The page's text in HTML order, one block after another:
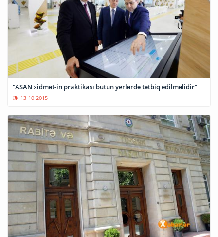
“ASAN xidmət-in praktikası bütün yerlərdə tətbiq edilməlidir”
13-10-2015